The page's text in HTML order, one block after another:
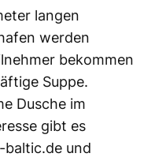
langen
werden
bekommen
Suppe.
Dusche im
gibt es
baltic.de und